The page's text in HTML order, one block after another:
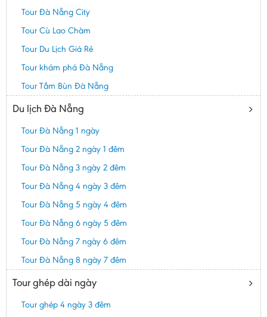
Tour Đà Nẵng City
Tour Cù Lao Chàm
Tour Du Lịch Giá Rẻ
Tour khám phá Đà Nẵng
Tour Tắm Bùn Đà Nẵng
Du lịch Đà Nẵng
Tour Đà Nẵng 1 ngày
Tour Đà Nẵng 2 ngày 1 đêm
Tour Đà Nẵng 3 ngày 2 đêm
Tour Đà Nẵng 4 ngày 3 đêm
Tour Đà Nẵng 5 ngày 4 đêm
Tour Đà Nẵng 6 ngày 5 đêm
Tour Đà Nẵng 7 ngày 6 đêm
Tour Đà Nẵng 8 ngày 7 đêm
Tour ghép dài ngày
Tour ghép 4 ngày 3 đêm